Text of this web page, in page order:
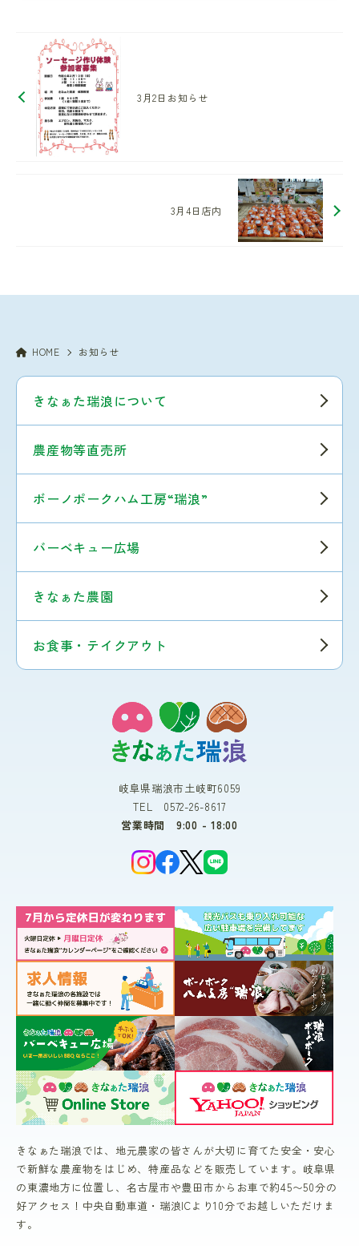
3月2日お知らせ
3月4日店内
HOME お知らせ
きなぁた瑞浪について
農産物等直売所
ボーノポークハム工房“瑞浪”
バーベキュー広場
きなぁた農園
お食事・テイクアウト
岐阜県瑞浪市土岐町6059
TEL 0572-26-8617
営業時間 9:00 - 18:00
きなぁた瑞浪では、地元農家の皆さんが大切に育てた安全・安心
で新鮮な農産物をはじめ、特産品などを販売しています。岐阜県
の東濃地方に位置し、名古屋市や豊田市からお車で約45〜50分の
好アクセス！中央自動車道・瑞浪ICより10分でお越しいただけま
す。